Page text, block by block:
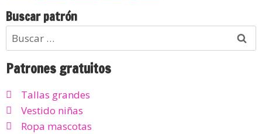
Buscar patrón
Patrones gratuitos
Tallas grandes
Vestido niñas
Ropa mascotas